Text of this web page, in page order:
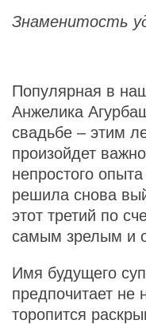
Знаменитость
Популярная в
Анжелика
свадьбе – этим
произойдет
непростого
решила снова
этот третий по
самым зрелым и
Имя будущего
предпочитает не
торопится